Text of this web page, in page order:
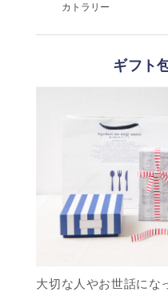
カトラリー
ギフト
大切な人やお世話にな